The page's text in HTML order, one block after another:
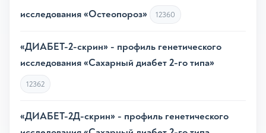
исследования «Остеопороз»
12360
«ДИАБЕТ-2-скрин» - профиль генетического
исследования «Сахарный диабет 2-го типа»
12362
«ДИАБЕТ-2Д-скрин» - профиль генетического